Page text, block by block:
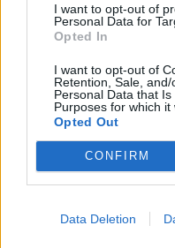
I want to opt-out of
Personal Data for
Opted In
I want to opt-out of
Retention, Sale,
Personal Data that
Purposes for which it
Opted Out
CONFIRM
Data Deletion